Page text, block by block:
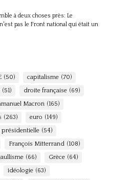
à deux choses près: Le
pas le Front national qui était un
(50) capitalisme (70)
(51) droite française (69)
Macron (165)
(263) euro (149)
(54)
François Mitterrand (108)
(66) Grèce (64)
idéologie (63)